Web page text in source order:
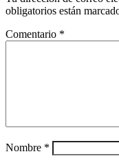
obligatorios están
Comentario *
Nombre *